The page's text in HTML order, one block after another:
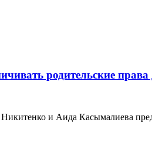
родительские
и Аида Касымалиева